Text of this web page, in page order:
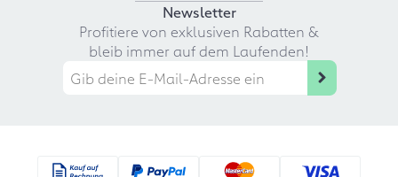
Newsletter
Profitiere von exklusiven Rabatten &
bleib immer auf dem Laufenden!